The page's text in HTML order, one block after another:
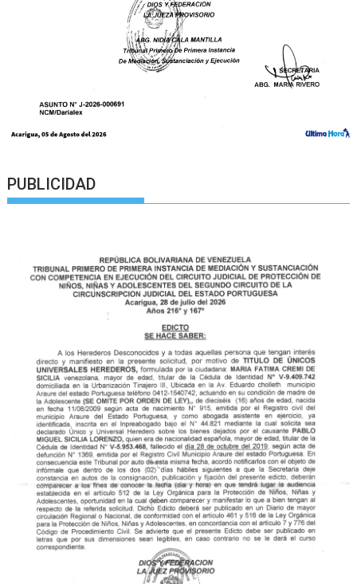
PUBLICIDAD